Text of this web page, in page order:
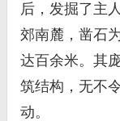
后，发掘了主
郊南麓，凿石
达百余米。其
筑结构，无不
动。